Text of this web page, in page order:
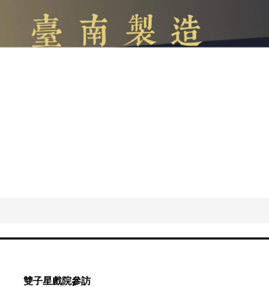
雙子星戲院參訪